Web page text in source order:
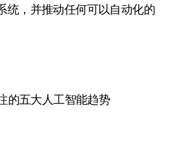
统，并推动任何可以自动化的
的五大人工智能趋势